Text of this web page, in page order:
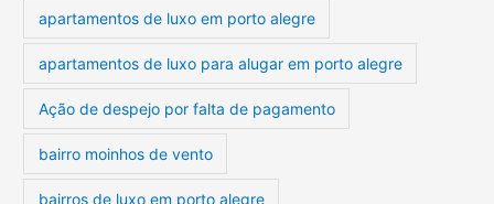
apartamentos de luxo em porto alegre
apartamentos de luxo para alugar em porto alegre
Ação de despejo por falta de pagamento
bairro moinhos de vento
bairros de luxo em porto alegre